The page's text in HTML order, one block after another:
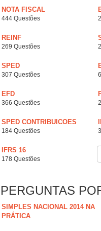
NOTA FISCAL
444 Questões
REINF
269 Questões
SPED
307 Questões
EFD
366 Questões
SPED CONTRIBUICOES
184 Questões
IFRS 16
178 Questões
PERGUNTAS
SIMPLES NACIONAL 2014 NA
PRÁTICA